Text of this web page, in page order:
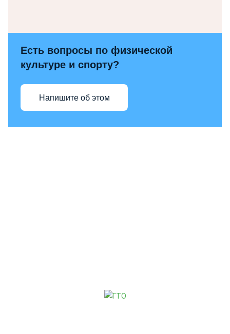
Есть вопросы по физической
культуре и спорту?
Напишите об этом